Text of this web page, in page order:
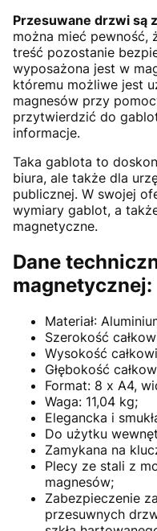
Przesuwane drzwi są
można mieć pewność,
treść pozostanie
wyposażona jest w
któremu możliwe jest
magnesów przy
przytwierdzić do
informacje.
Taka gablota to
biura, ale także dla
publicznej. W swojej
wymiary gablot, a
magnetyczne.
Dane
magnetycznej:
Materiał:
Szerokość
Wysokość
Głębokość
Format: 8 x A4,
Waga: 11,04 kg;
Elegancka i
Do użytku
Zamykana na
Plecy ze stali z
magnesów;
Zabezpieczenie
przesuwnych